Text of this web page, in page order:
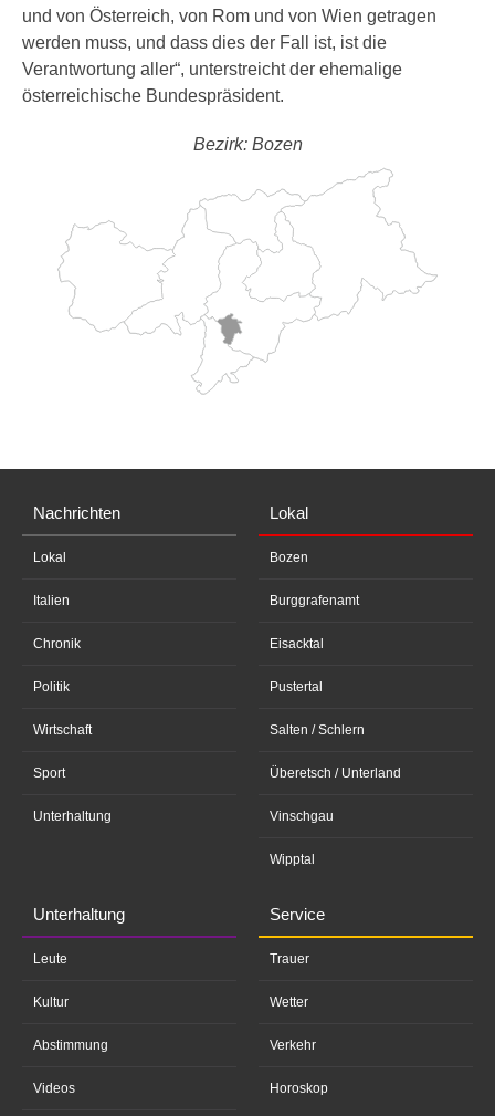
und von Österreich, von Rom und von Wien getragen
werden muss, und dass dies der Fall ist, ist die
Verantwortung aller“, unterstreicht der ehemalige
österreichische Bundespräsident.
Bezirk: Bozen
Nachrichten
Lokal
Italien
Chronik
Politik
Wirtschaft
Sport
Unterhaltung
Lokal
Bozen
Burggrafenamt
Eisacktal
Pustertal
Salten / Schlern
Überetsch / Unterland
Vinschgau
Wipptal
Unterhaltung
Leute
Kultur
Abstimmung
Videos
Service
Trauer
Wetter
Verkehr
Horoskop